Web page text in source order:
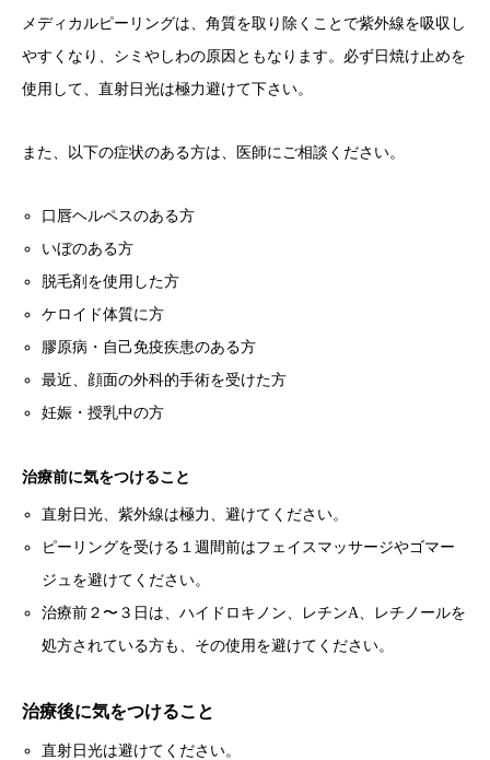
メディカルピーリングは、角質を取り除くことで紫外線を吸収し
やすくなり、シミやしわの原因ともなります。必ず日焼け止めを
使用して、直射日光は極力避けて下さい。
また、以下の症状のある方は、医師にご相談ください。
口唇ヘルペスのある方
いぼのある方
脱毛剤を使用した方
ケロイド体質に方
膠原病・自己免疫疾患のある方
最近、顔面の外科的手術を受けた方
妊娠・授乳中の方
治療前に気をつけること
直射日光、紫外線は極力、避けてください。
ピーリングを受ける１週間前はフェイスマッサージやゴマー
ジュを避けてください。
治療前２〜３日は、ハイドロキノン、レチンA、レチノールを
処方されている方も、その使用を避けてください。
治療後に気をつけること
直射日光は避けてください。